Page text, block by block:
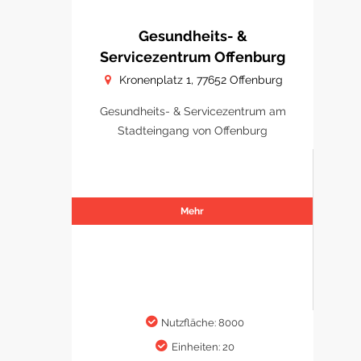
Gesundheits- &
Servicezentrum Offenburg
Kronenplatz 1, 77652 Offenburg
Gesundheits- & Servicezentrum am
Stadteingang von Offenburg
Mehr
Nutzfläche: 8000
Einheiten: 20